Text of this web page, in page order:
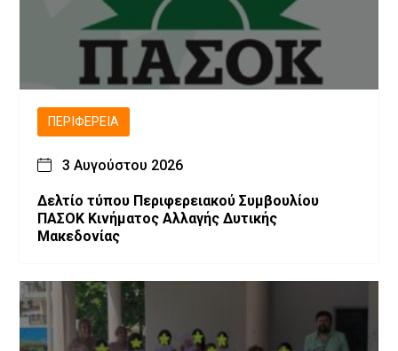
ΠΕΡΙΦΈΡΕΙΑ
3 Αυγούστου 2026
Δελτίο τύπου Περιφερειακού Συμβουλίου
ΠΑΣΟΚ Κινήματος Αλλαγής Δυτικής
Μακεδονίας